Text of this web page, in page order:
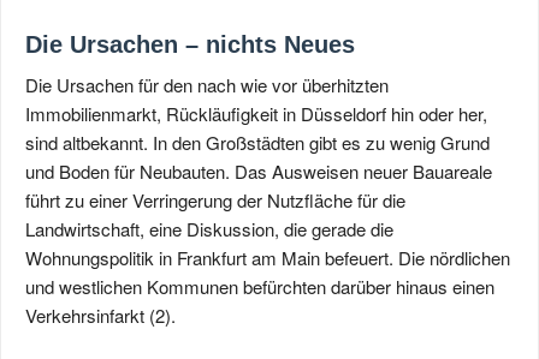
Die Ursachen – nichts Neues
Die Ursachen für den nach wie vor überhitzten
Immobilienmarkt, Rückläufigkeit in Düsseldorf hin oder her,
sind altbekannt. In den Großstädten gibt es zu wenig Grund
und Boden für Neubauten. Das Ausweisen neuer Bauareale
führt zu einer Verringerung der Nutzfläche für die
Landwirtschaft, eine Diskussion, die gerade die
Wohnungspolitik in Frankfurt am Main befeuert. Die nördlichen
und westlichen Kommunen befürchten darüber hinaus einen
Verkehrsinfarkt (2).